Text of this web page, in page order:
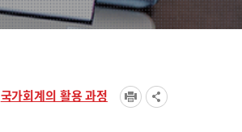
국가회계의 활용 과정